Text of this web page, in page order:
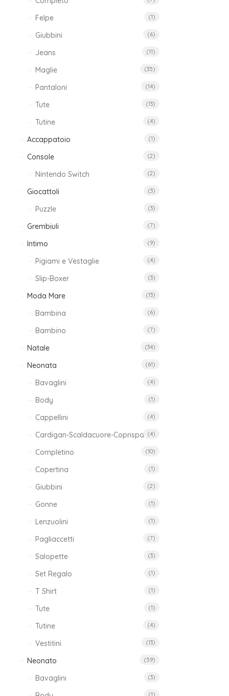
Felpe (1)
Giubbini (6)
Jeans (11)
Maglie (35)
Pantaloni (14)
Tute (13)
Tutine (4)
Accappatoio (1)
Console (2)
Nintendo Switch (2)
Giocattoli (3)
Puzzle (3)
Grembiuli (7)
Intimo (9)
Pigiami e Vestaglie (4)
Slip-Boxer (3)
Moda Mare (13)
Bambina (6)
Bambino (7)
Natale (34)
Neonata (61)
Bavaglini (4)
Body (1)
Cappellini (4)
Cardigan-Scaldacuore-Coprispalle(4)
Completino (10)
Copertina (1)
Giubbini (2)
Gonne (1)
Lenzuolini (1)
Pagliaccetti (7)
Salopette (3)
Set Regalo (1)
T Shirt (1)
Tute (1)
Tutine (4)
Vestitini (13)
Neonato (59)
Bavaglini (3)
(1)